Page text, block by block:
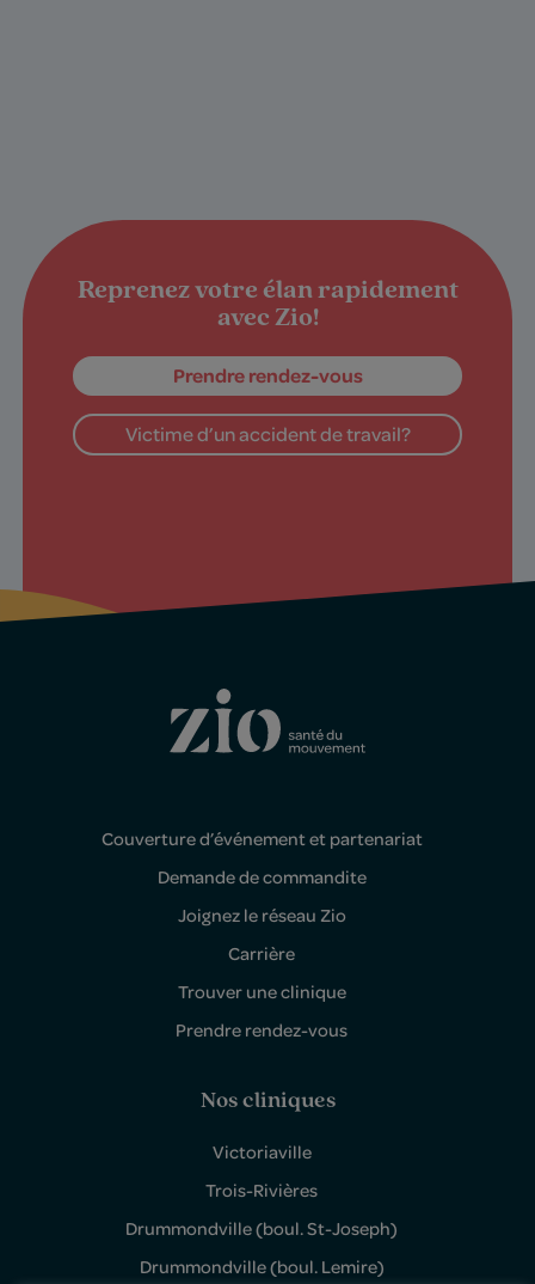
Reprenez votre élan rapidement
avec Zio!
Prendre rendez-vous
Victime d’un accident de travail?
Couverture d’événement et partenariat
Demande de commandite
Joignez le réseau Zio
Carrière
Trouver une clinique
Prendre rendez-vous
Nos cliniques
Victoriaville
Trois-Rivières
Drummondville (boul. St-Joseph)
Drummondville (boul. Lemire)